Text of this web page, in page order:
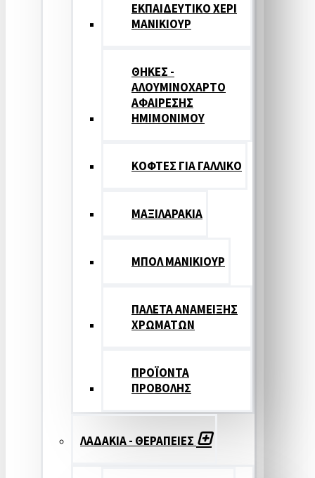
ΕΚΠΑΙΔΕΥΤΙΚΟ ΧΕΡΙ
ΜΑΝΙΚΙΟΥΡ
ΘΗΚΕΣ -
ΑΛΟΥΜΙΝΟΧΑΡΤΟ
ΑΦΑΙΡΕΣΗΣ
ΗΜΙΜΟΝΙΜΟΥ
ΚΟΦΤΕΣ ΓΙΑ ΓΑΛΛΙΚΟ
ΜΑΞΙΛΑΡΑΚΙΑ
ΜΠΟΛ ΜΑΝΙΚΙΟΥΡ
ΠΑΛΕΤΑ ΑΝΑΜΕΙΞΗΣ
ΧΡΩΜΑΤΩΝ
ΠΡΟΪΟΝΤΑ
ΠΡΟΒΟΛΗΣ
ΛΑΔΑΚΙΑ - ΘΕΡΑΠΕΙΕΣ